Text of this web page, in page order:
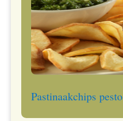
Pastinaakchips pesto